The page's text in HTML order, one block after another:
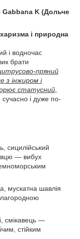
K (Дольче
і природна
і водночас
брати
пряний
з інжиром і
статусний,
і дуже по-
сицилійський
— вибух
мускатна шавлія
смікавець —
стійким